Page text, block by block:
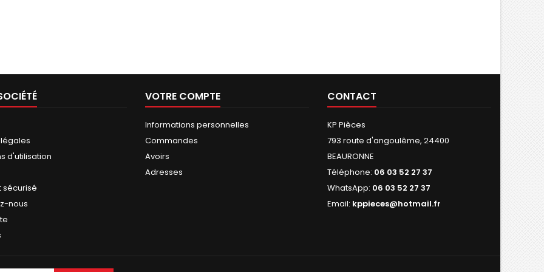
d'utilisation
sécurisé
nous
VOTRE COMPTE
Informations personnelles
Commandes
Avoirs
Adresses
CONTACT
KP Pièces
793 route d'angoulême, 24400
BEAURONNE
Téléphone: 06 03 52 27 37
WhatsApp: 06 03 52 27 37
Email: kppieces@hotmail.fr